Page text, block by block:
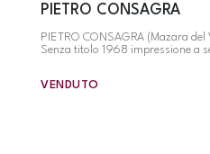
PIETRO CONSAGRA
PIETRO CONSAGRA (Mazara
Senza titolo 1968 impressione a
VENDUTO